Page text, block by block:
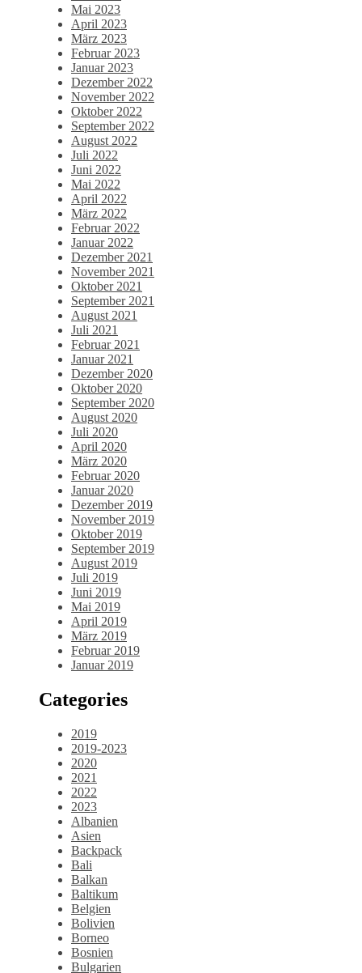
Mai 2023
April 2023
März 2023
Februar 2023
Januar 2023
Dezember 2022
November 2022
Oktober 2022
September 2022
August 2022
Juli 2022
Juni 2022
Mai 2022
April 2022
März 2022
Februar 2022
Januar 2022
Dezember 2021
November 2021
Oktober 2021
September 2021
August 2021
Juli 2021
Februar 2021
Januar 2021
Dezember 2020
Oktober 2020
September 2020
August 2020
Juli 2020
April 2020
März 2020
Februar 2020
Januar 2020
Dezember 2019
November 2019
Oktober 2019
September 2019
August 2019
Juli 2019
Juni 2019
Mai 2019
April 2019
März 2019
Februar 2019
Januar 2019
Categories
2019
2019-2023
2020
2021
2022
2023
Albanien
Asien
Backpack
Bali
Balkan
Baltikum
Belgien
Bolivien
Borneo
Bosnien
Bulgarien